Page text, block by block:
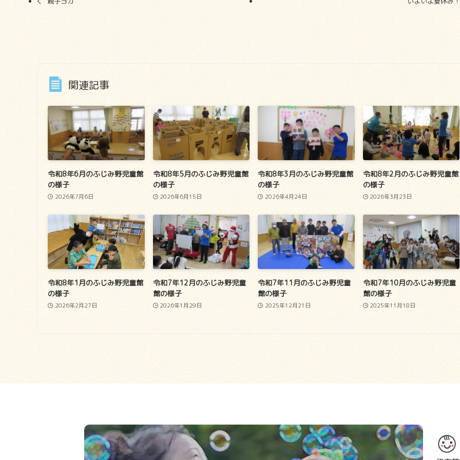
関連記事
令和8年6月のふじみ野児童館
の様子
2026年7月6日
令和8年5月のふじみ野児童館
の様子
2026年6月15日
令和8年3月のふじみ野児童館
の様子
2026年4月24日
令和8年2月のふじみ野児童館
の様子
2026年3月23日
令和8年1月のふじみ野児童館
の様子
2026年2月27日
令和7年12月のふじみ野児童
館の様子
2026年1月29日
令和7年11月のふじみ野児童
館の様子
2025年12月21日
令和7年10月のふじみ野児童
館の様子
2025年11月18日